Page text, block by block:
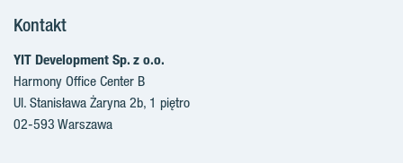
Kontakt
YIT Development Sp. z o.o.
Harmony Office Center B
Ul. Stanisława Żaryna 2b, 1 piętro
02-593 Warszawa